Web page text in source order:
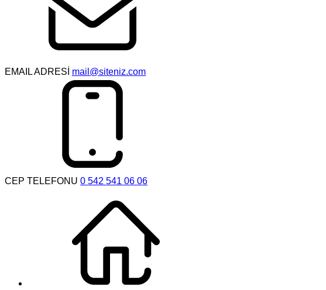
EMAIL ADRESİ mail@siteniz.com
CEP TELEFONU 0 542 541 06 06